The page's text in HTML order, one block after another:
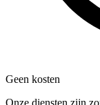
Geen kosten